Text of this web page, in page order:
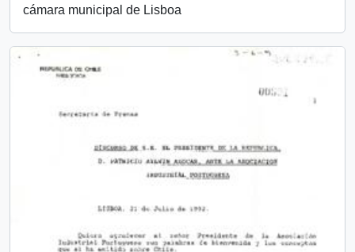
cámara municipal de Lisboa